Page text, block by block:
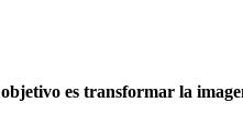
es transformar la